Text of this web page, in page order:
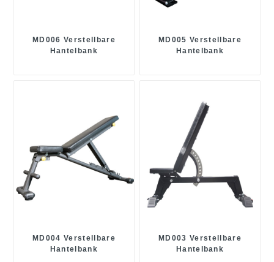
MD006 Verstellbare
Hantelbank
MD005 Verstellbare
Hantelbank
MD004 Verstellbare
Hantelbank
MD003 Verstellbare
Hantelbank